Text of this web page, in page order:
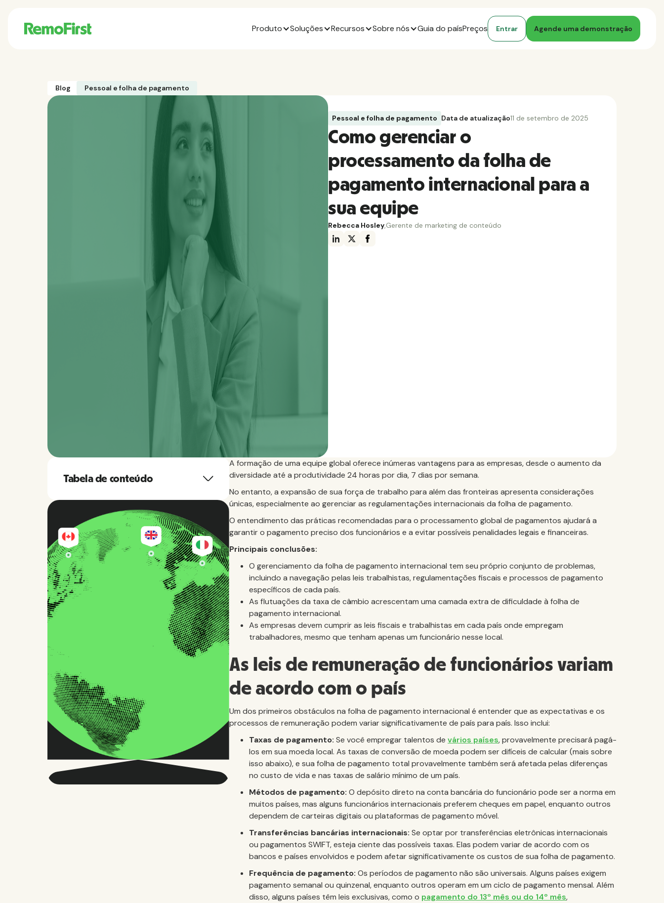
Produto Soluções Recursos Sobre nós Guia do paísPreços Entrar Agende uma demonstração
Blog Pessoal e folha de pagamento
Pessoal e folha de pagamento Data de atualização11 de setembro de 2025
Como gerenciar o
processamento da folha de
pagamento internacional para a
sua equipe
Rebecca Hosley,Gerente de marketing de conteúdo
Tabela de conteúdo
A formação de uma equipe global oferece inúmeras vantagens para as empresas, desde o aumento da
diversidade até a produtividade 24 horas por dia, 7 dias por semana.
No entanto, a expansão de sua força de trabalho para além das fronteiras apresenta considerações
únicas, especialmente ao gerenciar as regulamentações internacionais da folha de pagamento.
O entendimento das práticas recomendadas para o processamento global de pagamentos ajudará a
garantir o pagamento preciso dos funcionários e a evitar possíveis penalidades legais e financeiras.
Principais conclusões:
O gerenciamento da folha de pagamento internacional tem seu próprio conjunto de problemas,
incluindo a navegação pelas leis trabalhistas, regulamentações fiscais e processos de pagamento
específicos de cada país.
As flutuações da taxa de câmbio acrescentam uma camada extra de dificuldade à folha de
pagamento internacional.
As empresas devem cumprir as leis fiscais e trabalhistas em cada país onde empregam
trabalhadores, mesmo que tenham apenas um funcionário nesse local.
As leis de remuneração de funcionários variam
de acordo com o país
Um dos primeiros obstáculos na folha de pagamento internacional é entender que as expectativas e os
processos de remuneração podem variar significativamente de país para país. Isso inclui:
Taxas de pagamento: Se você empregar talentos de vários países, provavelmente precisará pagá-
los em sua moeda local. As taxas de conversão de moeda podem ser difíceis de calcular (mais sobre
isso abaixo), e sua folha de pagamento total provavelmente também será afetada pelas diferenças
no custo de vida e nas taxas de salário mínimo de um país.
Métodos de pagamento: O depósito direto na conta bancária do funcionário pode ser a norma em
muitos países, mas alguns funcionários internacionais preferem cheques em papel, enquanto outros
dependem de carteiras digitais ou plataformas de pagamento móvel.
Transferências bancárias internacionais: Se optar por transferências eletrônicas internacionais
ou pagamentos SWIFT, esteja ciente das possíveis taxas. Elas podem variar de acordo com os
bancos e países envolvidos e podem afetar significativamente os custos de sua folha de pagamento.
Frequência de pagamento: Os períodos de pagamento não são universais. Alguns países exigem
pagamento semanal ou quinzenal, enquanto outros operam em um ciclo de pagamento mensal. Além
disso, alguns países têm leis exclusivas, como o pagamento do 13º mês ou do 14º mês,